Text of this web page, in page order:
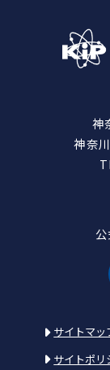
神
神奈
サイトマッ
サイトポリ